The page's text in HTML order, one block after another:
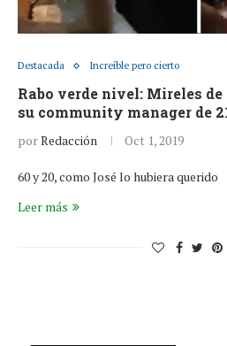
Destacada Increíble pero cierto
Rabo verde nivel: Mireles de
su community manager de
porRedacción Oct 1, 2019
60 y 20, como José lo hubiera querido
Leer más